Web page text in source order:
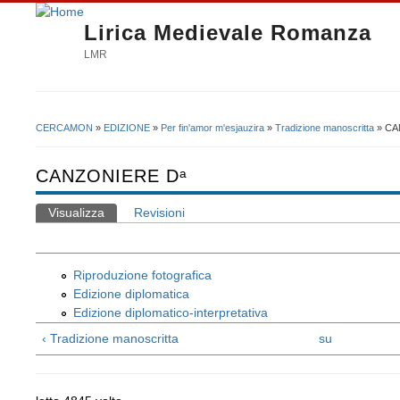
Lirica Medievale Romanza
LMR
CERCAMON » EDIZIONE » Per fin'amor m'esjauzira » Tradizione manoscritta »
CANZONIERE Dᵃ
Schede primarie
Visualizza (scheda attiva)
Revisioni
Riproduzione fotografica
Edizione diplomatica
Edizione diplomatico-interpretativa
‹ Tradizione manoscritta
su